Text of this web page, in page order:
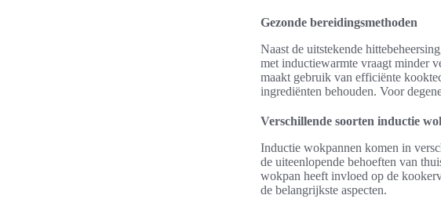
Gezonde bereidingsmethoden
Naast de uitstekende
met inductiewarmte vraagt minder
maakt gebruik van efficiënte
ingrediënten behouden. Voor
Verschillende soorten inductie
Inductie wokpannen komen in
de uiteenlopende behoeften van
wokpan heeft invloed op de
de belangrijkste aspecten.